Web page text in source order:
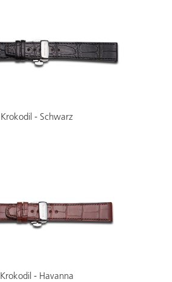
Krokodil - Schwarz
Krokodil - Havanna